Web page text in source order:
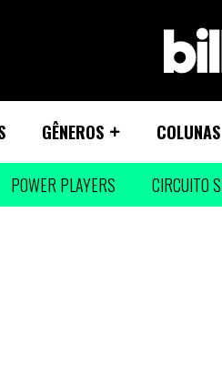
GÊNEROS COLUNAS
POWER PLAYERS CIRCUITO